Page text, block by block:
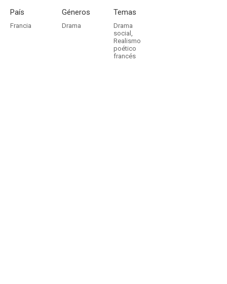
País
Francia
Géneros
Drama
Temas
Drama
social ,
Realismo
poético
francés